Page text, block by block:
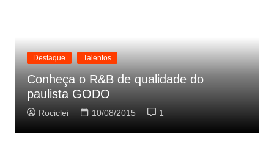
Destaque Talentos
Conheça o R&B de qualidade do
paulista GODO
Rociclei 10/08/2015 1